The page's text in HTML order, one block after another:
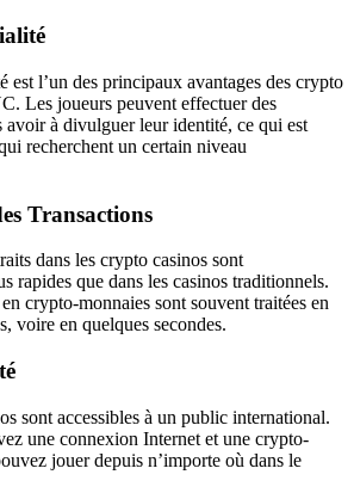
est l’un des principaux avantages des crypto
Les joueurs peuvent effectuer des
avoir à divulguer leur identité, ce qui est
recherchent un certain niveau
Transactions
dans les crypto casinos sont
rapides que dans les casinos traditionnels.
crypto-monnaies sont souvent traitées en
voire en quelques secondes.
sont accessibles à un public international.
une connexion Internet et une crypto-
jouer depuis n’importe où dans le